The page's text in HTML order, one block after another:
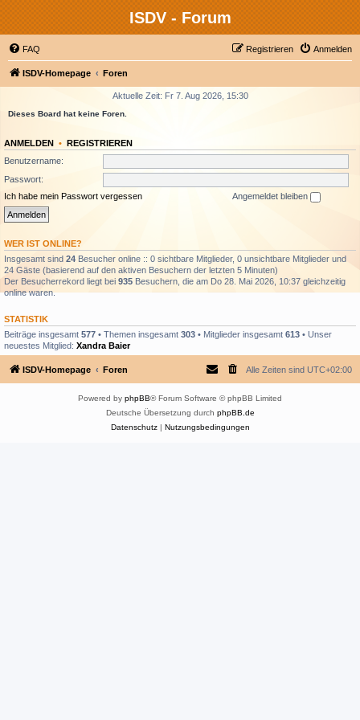
ISDV - Forum
FAQ Anmelden
Registrieren
ISDV-Homepage Foren
Aktuelle Zeit: Fr 7. Aug 2026, 15:30
Dieses Board hat keine Foren.
ANMELDEN • REGISTRIEREN
Benutzername:
Passwort:
Ich habe mein Passwort vergessen
Angemeldet bleiben
WER IST ONLINE?
Insgesamt sind 24 Besucher online :: 0 sichtbare Mitglieder, 0 unsichtbare Mitglieder und
24 Gäste (basierend auf den aktiven Besuchern der letzten 5 Minuten)
Der Besucherrekord liegt bei 935 Besuchern, die am Do 28. Mai 2026, 10:37 gleichzeitig
online waren.
STATISTIK
Beiträge insgesamt 577 • Themen insgesamt 303 • Mitglieder insgesamt 613 • Unser
neuestes Mitglied: Xandra Baier
ISDV-Homepage Foren Alle Zeiten sind UTC+02:00
Powered by phpBB® Forum Software © phpBB Limited
Deutsche Übersetzung durch phpBB.de
Datenschutz| Nutzungsbedingungen